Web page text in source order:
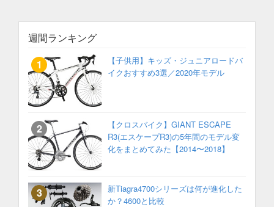
週間ランキング
【子供用】キッズ・ジュニアロードバ
イクおすすめ3選／2020年モデル
【クロスバイク】GIANT ESCAPE
R3(エスケープR3)の5年間のモデル変
化をまとめてみた【2014〜2018】
新Tiagra4700シリーズは何が進化した
か？4600と比較